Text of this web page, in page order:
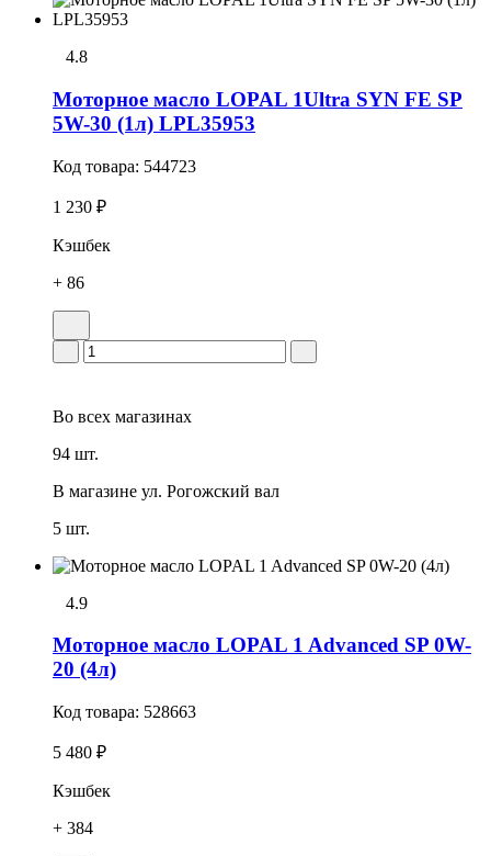
4.8
Моторное масло LOPAL 1Ultra SYN FE SP
5W-30 (1л) LPL35953
Код товара: 544723
1 230 ₽
Кэшбек
+ 86
Во всех магазинах
94 шт.
В магазине ул. Рогожский вал
5 шт.
4.9
Моторное масло LOPAL 1 Advanced SP 0W-
20 (4л)
Код товара: 528663
5 480 ₽
Кэшбек
+ 384